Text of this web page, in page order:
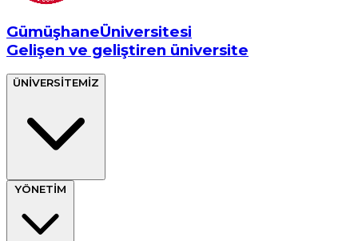
GümüşhaneÜniversitesi
Gelişen ve geliştiren üniversite
ÜNİVERSİTEMİZ